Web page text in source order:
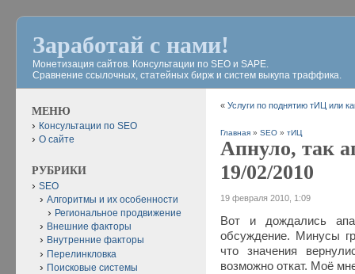
Заработай с нами!
Монетизация сайтов. Консультации по SEO и SAPE.
Сравнение ссылочных, статейных бирж и систем выкупа траффика.
«Услуги по поднятию тИЦ или
Главная »SEO»тИЦ
Апнуло, так
19/02/2010
19 февраля 2010, 1:09
Вот и дождались
обсуждение. Минусы
что значения
возможно откат. Моё
МЕНЮ
Консультации по SEO
О сайте
РУБРИКИ
SEO
Алгоритмы и их особенности
Региональное продвижение
Внешние факторы
Внутренние факторы
Перелинкловка
Поисковые системы